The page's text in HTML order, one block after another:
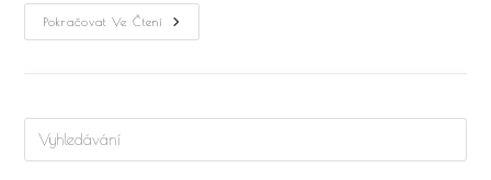
Pokračovat Ve Čtení
Ivet
Má